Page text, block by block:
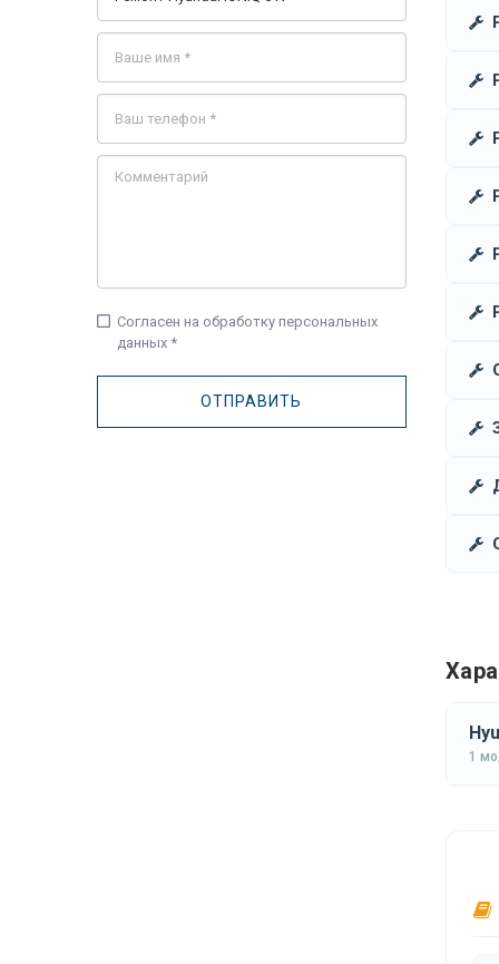
1
check_box_outline_blank Согласен на обработку персональных
данных *